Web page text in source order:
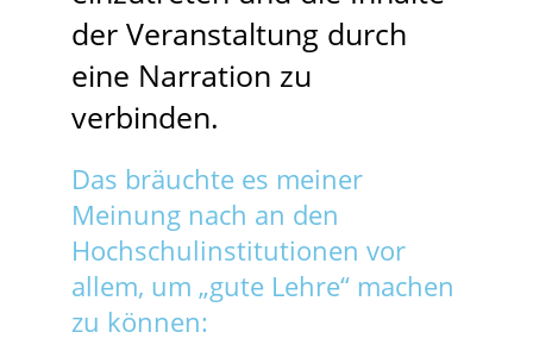
der Veranstaltung durch
eine Narration zu
verbinden.
Das bräuchte es meiner
Meinung nach an den
Hochschulinstitutionen vor
allem, um „gute Lehre“ machen
zu können: